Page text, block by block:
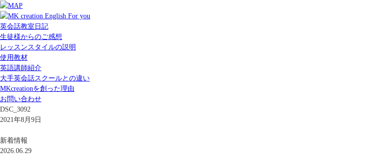
英会話教室日記
生徒様からのご感想
レッスンスタイルの説明
使用教材
英語講師紹介
大手英会話スクールとの違い
MKcreationを創った理由
お問い合わせ
DSC_3092
2021年8月9日
新着情報
2026.06.29